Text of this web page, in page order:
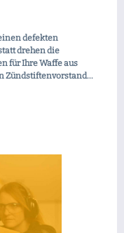
defekten
drehen die
für Ihre Waffe aus
Zündstiftenvorstand...